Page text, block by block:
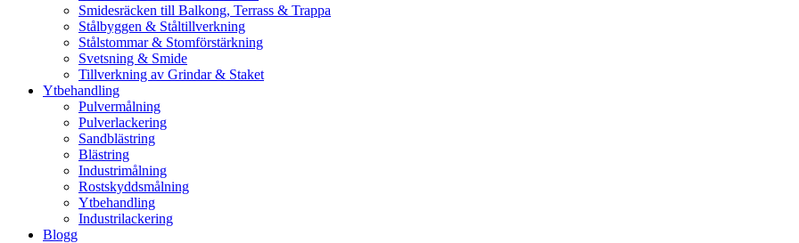
Smidesräcken till Balkong, Terrass & Trappa
Stålbyggen & Ståltillverkning
Stålstommar & Stomförstärkning
Svetsning & Smide
Tillverkning av Grindar & Staket
Ytbehandling
Pulvermålning
Pulverlackering
Sandblästring
Blästring
Industrimålning
Rostskyddsmålning
Ytbehandling
Industrilackering
Blogg